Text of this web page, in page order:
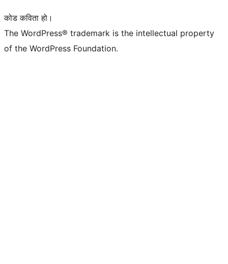
कोड कविता हो।
The WordPress® trademark is the intellectual property
of the WordPress Foundation.